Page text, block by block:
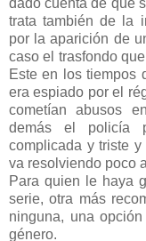
trata también de la
por la aparición de
caso el trasfondo
Este en los tiempos
era espiado por el
cometían abusos
demás el policía
complicada y triste
va resolviendo poco
Para quien le haya
serie, otra más
ninguna, una
género.